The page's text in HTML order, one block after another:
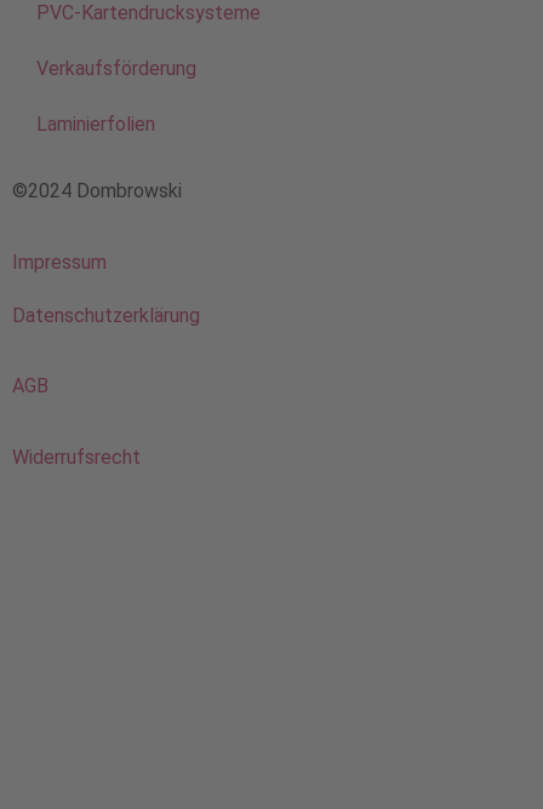
PVC-Kartendrucksysteme
Verkaufsförderung
Laminierfolien
©2024 Dombrowski
Impressum
Datenschutzerklärung
AGB
Widerrufsrecht